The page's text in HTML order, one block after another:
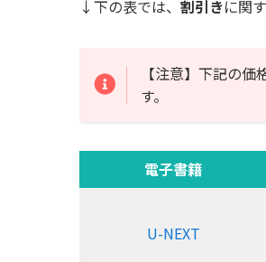
↓下の表では、 割引きに関
【注意】下記の価
す。
電子書籍
U-NEXT